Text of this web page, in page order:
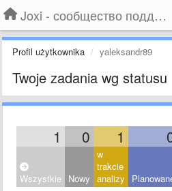
Joxi - сообщество поддержки
Profil użytkownika yaleksandr89
Twoje zadania wg statusu
1 0 1
Wszystkie Nowy
w
trakcie
analizy